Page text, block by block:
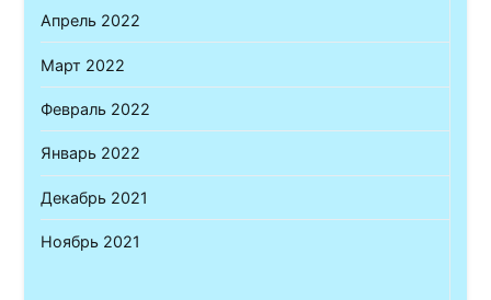
Апрель 2022
Март 2022
Февраль 2022
Январь 2022
Декабрь 2021
Ноябрь 2021